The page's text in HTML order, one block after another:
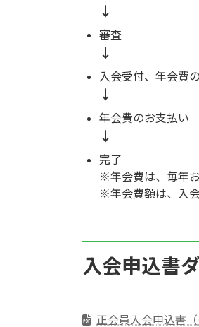
↓
審査
↓
入会受付、年会費
↓
年会費のお支払い
↓
完了
※年会費は、毎年
※年会費額は、入
入会申込書
正会員入会申込書